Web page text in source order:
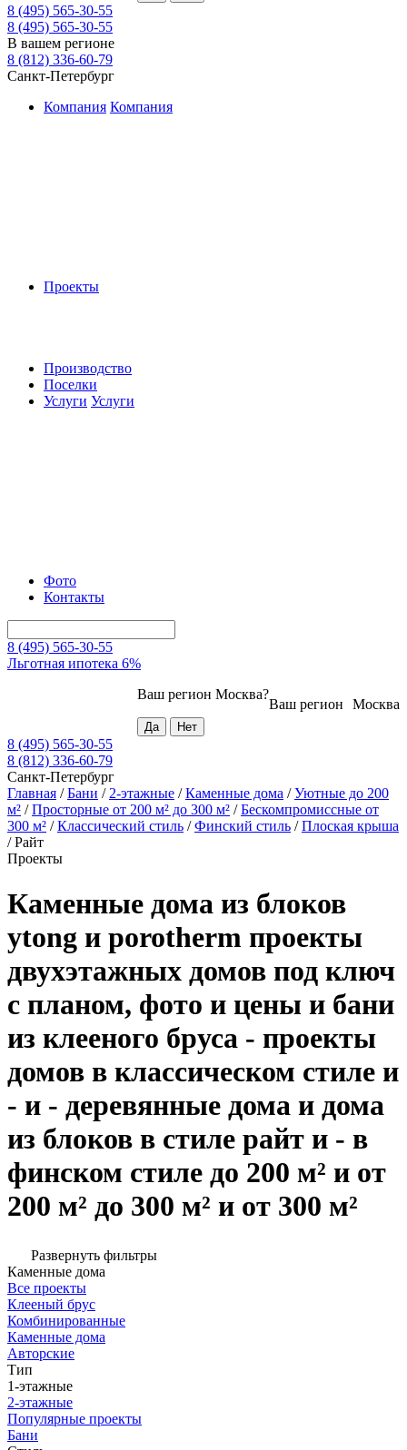
8 (495) 565-30-55
8 (495) 565-30-55
В вашем регионе
8 (812) 336-60-79
Санкт-Петербург
Компания Компания
Проекты
Производство
Поселки
Услуги Услуги
Фото
Контакты
8 (495) 565-30-55
Льготная ипотека 6%
Москва
Ваш регион
Ваш регион Москва?
8 (495) 565-30-55
8 (812) 336-60-79
Санкт-Петербург
Главная /Бани / 2-этажные /Каменные дома /Уютные до 200
м² /Просторные от 200 м² до 300 м² /Бескомпромиссные от
300 м² /Классический стиль /Финский стиль /Плоская крыша
/Райт
Проекты
Каменные дома из блоков
ytong и porotherm проекты
двухэтажных домов под ключ
с планом, фото и цены и бани
из клееного бруса - проекты
домов в классическом стиле и
- и - деревянные дома и дома
из блоков в стиле райт и - в
финском стиле до 200 м² и от
200 м² до 300 м² и от 300 м²
Развернуть фильтры
Каменные дома
Все проекты
Клееный брус
Комбинированные
Каменные дома
Авторские
Тип
1-этажные
2-этажные
Популярные проекты
Бани